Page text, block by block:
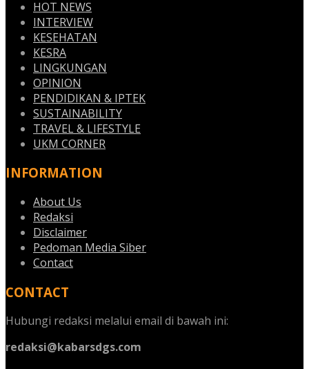
HOT NEWS
INTERVIEW
KESEHATAN
KESRA
LINGKUNGAN
OPINION
PENDIDIKAN & IPTEK
SUSTAINABILITY
TRAVEL & LIFESTYLE
UKM CORNER
INFORMATION
About Us
Redaksi
Disclaimer
Pedoman Media Siber
Contact
CONTACT
Hubungi redaksi melalui email di bawah ini:
redaksi@kabarsdgs.com